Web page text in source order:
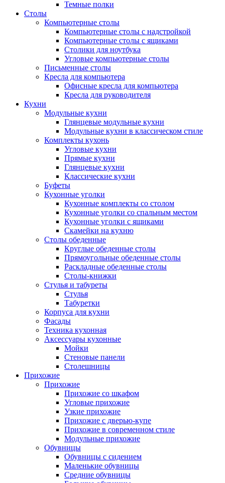
Темные полки
Столы
Компьютерные столы
Компьютерные столы с надстройкой
Компьютерные столы с ящиками
Столики для ноутбука
Угловые компьютерные столы
Письменные столы
Кресла для компьютера
Офисные кресла для компьютера
Кресла для руководителя
Кухни
Модульные кухни
Глянцевые модульные кухни
Модульные кухни в классическом стиле
Комплекты кухонь
Угловые кухни
Прямые кухни
Глянцевые кухни
Классические кухни
Буфеты
Кухонные уголки
Кухонные комплекты со столом
Кухонные уголки со спальным местом
Кухонные уголки с ящиками
Скамейки на кухню
Столы обеденные
Круглые обеденные столы
Прямоугольные обеденные столы
Раскладные обеденные столы
Столы-книжки
Стулья и табуреты
Стулья
Табуретки
Корпуса для кухни
Фасады
Техника кухонная
Аксессуары кухонные
Мойки
Стеновые панели
Столешницы
Прихожие
Прихожие
Прихожие со шкафом
Угловые прихожие
Узкие прихожие
Прихожие с дверью-купе
Прихожие в современном стиле
Модульные прихожие
Обувницы
Обувницы с сидением
Маленькие обувницы
Средние обувницы